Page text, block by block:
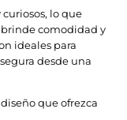
lo que
comodidad y
ideales para
desde una
que ofrezca